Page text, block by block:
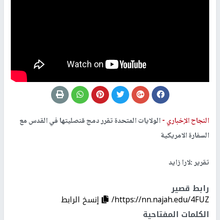
النجاح الإخباري -الولايات المتحدة تقرر دمج قنصليتها في القدس مع
السفارة الامريكية
تقرير :لارا زايد
رابط قصير
https://nn.najah.edu/4FUZ/
إنسخ الرابط
الكلمات المفتاحية